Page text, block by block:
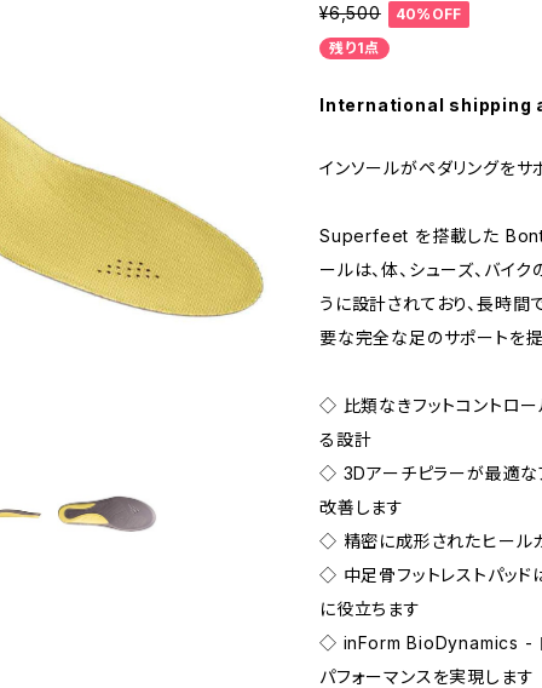
¥6,500
40%OFF
残り1点
International shipping
インソールがペダリングをサ
Superfeet を搭載した
ールは、体、シューズ、バイ
うに設計されており、長時
要な完全な足のサポートを提
◇ 比類なきフットコントロー
る設計
◇ 3Dアーチピラーが最適な
改善します
◇ 精密に成形されたヒール
◇ 中足骨フットレストパッド
に役立ちます
◇ inForm BioDynamics -
パフォーマンスを実現します